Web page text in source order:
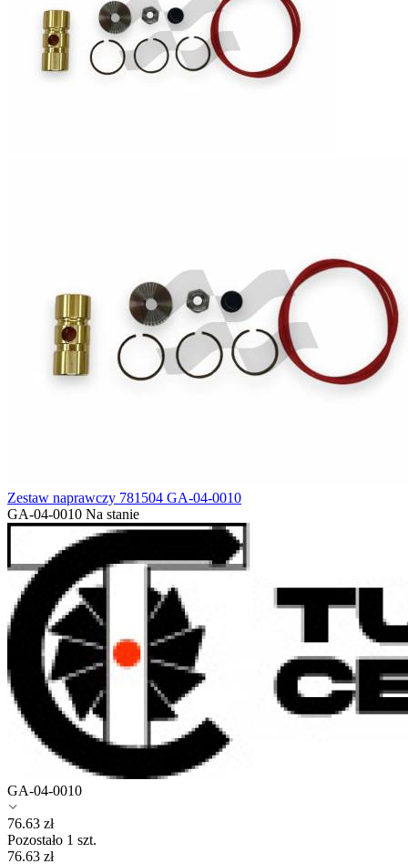
Zestaw naprawczy 781504 GA-04-0010
GA-04-0010 Na stanie
GA-04-0010
76.63 zł
Pozostało 1 szt.
76.63 zł